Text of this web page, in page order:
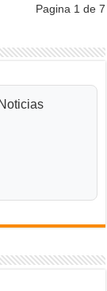
Pagina 1 de 7